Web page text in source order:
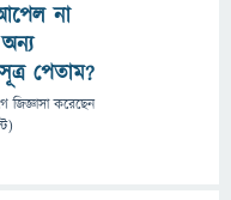
না
পেতাম?
জিজ্ঞাসাকরেছেন